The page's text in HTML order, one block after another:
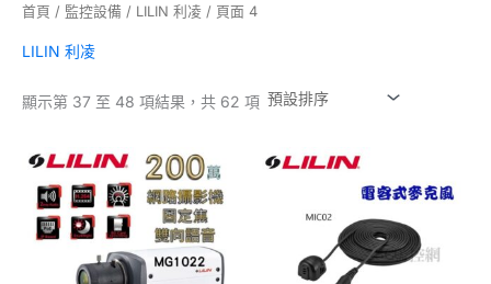
首頁 / 監控設備 / LILIN 利凌 / 頁面 4
LILIN 利凌
顯示第 37 至 48 項結果，共 62 項